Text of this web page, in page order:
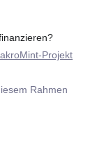
Projekt
Rahmen